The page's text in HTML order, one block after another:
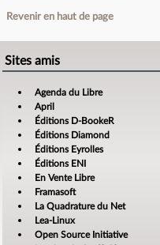
Revenir en haut de page
Sites amis
Agenda du Libre
April
Éditions D-BookeR
Éditions Diamond
Éditions Eyrolles
Éditions ENI
En Vente Libre
Framasoft
La Quadrature du Net
Lea-Linux
Open Source Initiative